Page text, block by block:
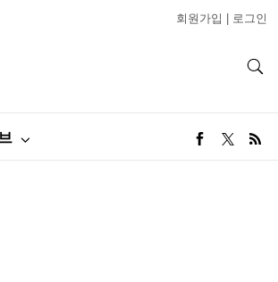
회원가입 로그인